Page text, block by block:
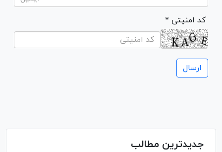
* کد امنیتی
جدیدترین مطالب